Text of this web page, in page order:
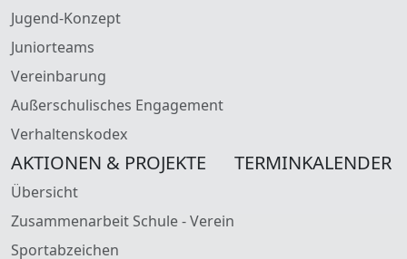
Jugend-Konzept
Juniorteams
Vereinbarung
Außerschulisches Engagement
Verhaltenskodex
AKTIONEN & PROJEKTE
Übersicht
Zusammenarbeit Schule - Verein
Sportabzeichen
TERMINKALENDER